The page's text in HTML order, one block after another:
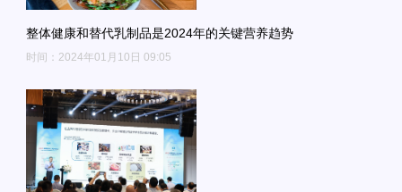
整体健康和替代乳制品是2024年的关键营养趋势
时间：2024年01月10日 09:05